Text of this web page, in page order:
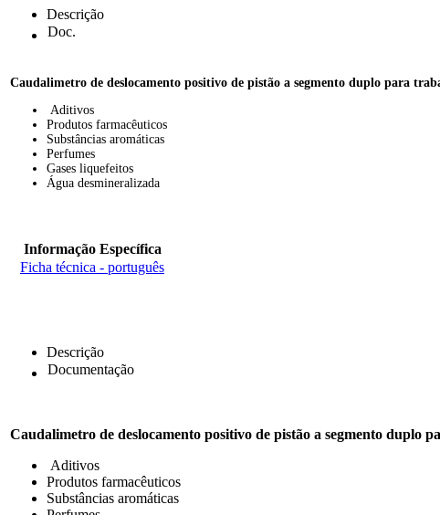
Descrição
Doc.
Caudalimetro de deslocamento positivo de pistão a segmento duplo para
Aditivos
Produtos farmacêuticos
Substâncias aromáticas
Perfumes
Gases liquefeitos
Água desmineralizada
Informação Específica
Ficha técnica - português
Descrição
Documentação
Caudalimetro de deslocamento positivo de pistão a segmento duplo
Aditivos
Produtos farmacêuticos
Substâncias aromáticas